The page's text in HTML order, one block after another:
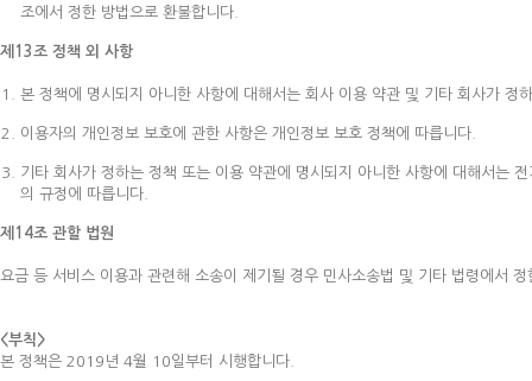
조에서 정한 방법으로 환불합니다.
제13조 정책 외 사항
본 정책에 명시되지 아니한 사항에 대해서는 회사 이용 약관 및 기타 회사가 정
이용자의 개인정보 보호에 관한 사항은 개인정보 보호 정책에 따릅니다.
기타 회사가 정하는 정책 또는 이용 약관에 명시되지 아니한 사항에 대해서는
의 규정에 따릅니다.
제14조 관할 법원
요금 등 서비스 이용과 관련해 소송이 제기될 경우 민사소송법 및 기타 법령에서
<부칙>
본 정책은 2019년 4월 10일부터 시행합니다.